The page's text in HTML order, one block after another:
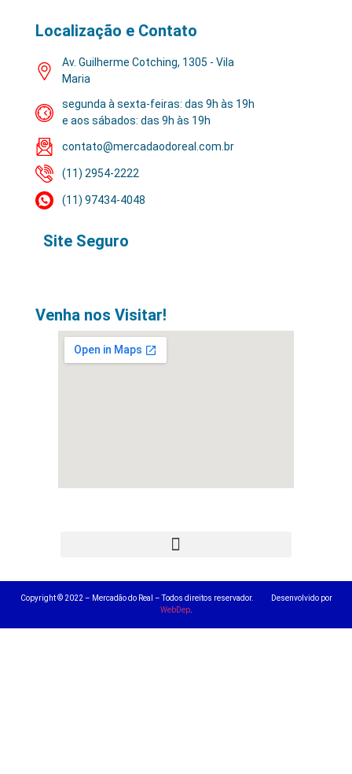
Localização e Contato
Av. Guilherme Cotching, 1305 - Vila
Maria
segunda à sexta-feiras: das 9h às 19h
e aos sábados: das 9h às 19h
contato@mercadaodoreal.com.br
(11) 2954-2222
(11) 97434-4048
Site Seguro
Venha nos Visitar!
Copyright © 2022 – Mercadão do Real – Todos direitos reservador. Desenvolvido por
WebDep.